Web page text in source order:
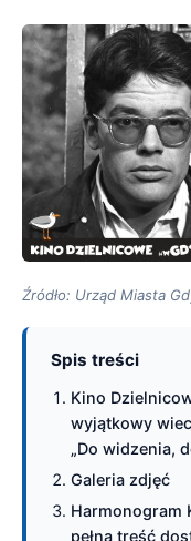
Źródło: Urząd Miasta
Spis treści
Kino
wyjątkowy
„Do widzenia,
Galeria zdjęć
Harmonogram
pełna treść